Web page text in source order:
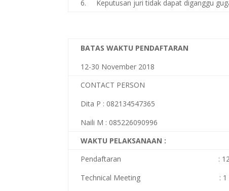
6. Keputusan juri tidak dapat diganggu
BATAS WAKTU PENDAFTARAN
12-30 November 2018
CONTACT PERSON
Dita P : 082134547365
Naili M : 085226090996
WAKTU PELAKSANAAN :
Pendaftaran : 12
Technical Meeting : 1